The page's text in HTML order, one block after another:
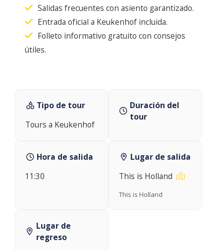
Salidas frecuentes con asiento garantizado.
Entrada oficial a Keukenhof incluida.
Folleto informativo gratuito con consejos
útiles.
Tipo de tour
Tours a Keukenhof
Duración del
tour
Hora de salida
11:30
Lugar de salida
This is Holland
This is Holland
Lugar de
regreso